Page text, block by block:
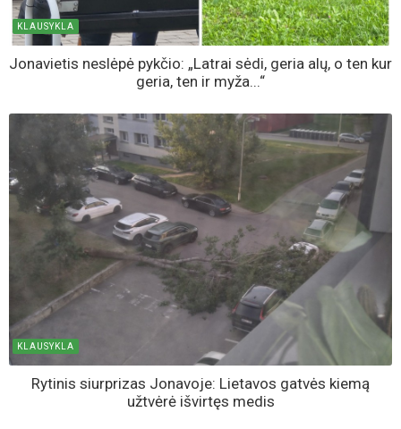
KLAUSYKLA
Jonavietis neslėpė pykčio: „Latrai sėdi, geria alų, o ten kur
geria, ten ir myža...“
KLAUSYKLA
Rytinis siurprizas Jonavoje: Lietavos gatvės kiemą
užtvėrė išvirtęs medis